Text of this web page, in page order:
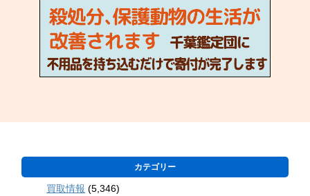
カテゴリー
買取情報 (5,346)